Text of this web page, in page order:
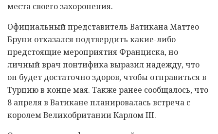
места своего захоронения.
Официальный представитель Ватикана Маттео
Бруни отказался подтвердить какие-либо
предстоящие мероприятия Франциска, но
личный врач понтифика выразил надежду, что
он будет достаточно здоров, чтобы отправиться в
Турцию в конце мая. Также ранее сообщалось, что
8 апреля в Ватикане планировалась встреча с
королем Великобритании Карлом III.